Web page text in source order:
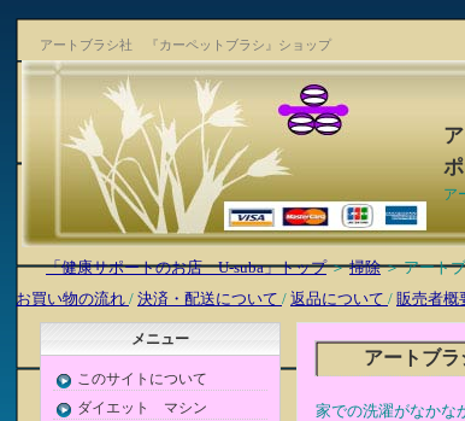
アートブラシ社 『カーペットブラシ』ショップ
ア
「健康サポートのお店 U-suba」トップ＞掃除＞ アート
お買い物の流れ / 決済・配送について / 返品について / 販売者概
アートブ
家での洗濯がなかな
メニュー
このサイトについて
ダイエット マシン